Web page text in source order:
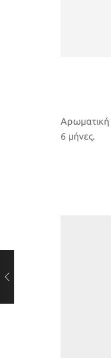
Αρωματική
6 μήνες.